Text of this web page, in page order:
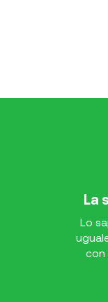
La
Lo
con